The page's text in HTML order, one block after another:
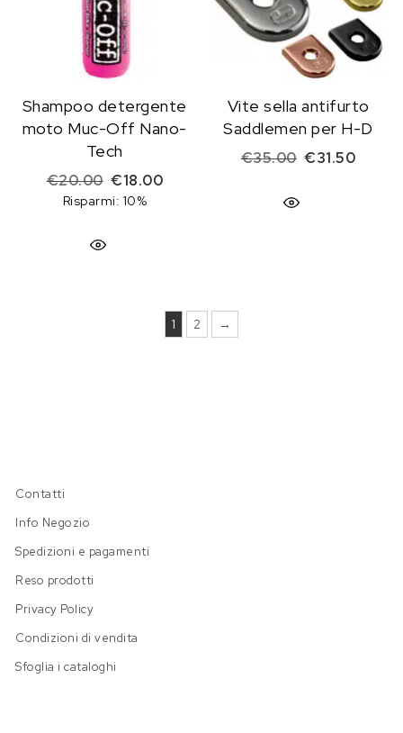
Shampoo detergente
moto Muc-Off Nano-
Tech
€20.00 Il prezzo originale era: €20.00.
€18.00Il prezzo attuale è: €18.00.
Risparmi: 10%
Vite sella antifurto
Saddlemen per H-D
€35.00 Il prezzo
€31.50Il
1 2 →
Contatti
Info Negozio
Spedizioni e pagamenti
Reso prodotti
Privacy Policy
Condizioni di vendita
Sfoglia i cataloghi